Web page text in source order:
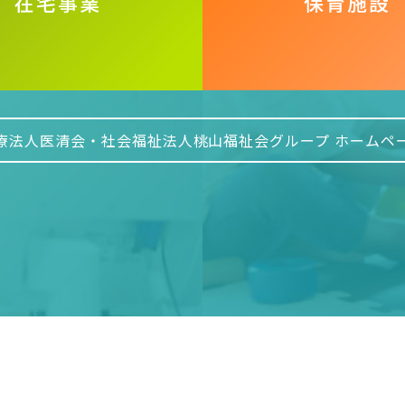
法人医清会・社会福祉法人桃山福祉会グループ ホームペ